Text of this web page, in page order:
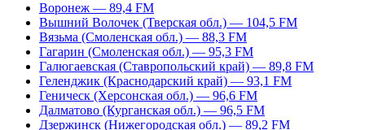
Воронеж — 89,4 FM
Вышний Волочек (Тверская обл.) — 104,5 FM
Вязьма (Смоленская обл.) — 88,3 FM
Гагарин (Смоленская обл.) — 95,3 FM
Галюгаевская (Ставропольский край) — 89,8 FM
Геленджик (Краснодарский край) — 93,1 FM
Геническ (Херсонская обл.) — 96,6 FM
Далматово (Курганская обл.) — 96,5 FM
Дзержинск (Нижегородская обл.) — 89,2 FM